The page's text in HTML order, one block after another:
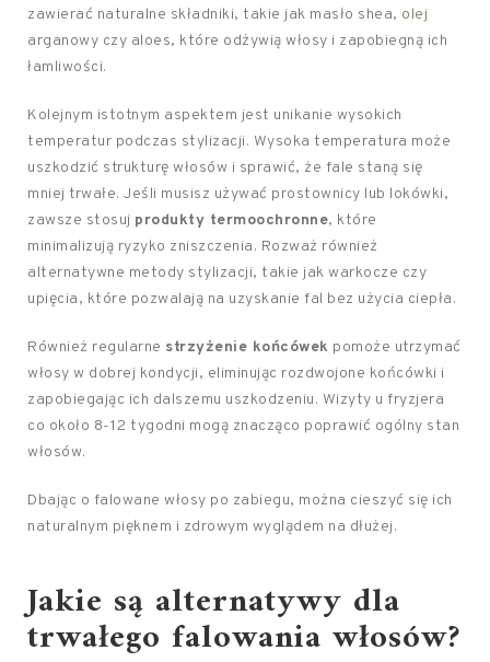
zawierać naturalne składniki, takie jak masło shea, olej
arganowy czy aloes, które odżywią włosy i zapobiegną ich
łamliwości.
Kolejnym istotnym aspektem jest unikanie wysokich
temperatur podczas stylizacji. Wysoka temperatura może
uszkodzić strukturę włosów i sprawić, że fale staną się
mniej trwałe. Jeśli musisz używać prostownicy lub lokówki,
zawsze stosuj produkty termoochronne, które
minimalizują ryzyko zniszczenia. Rozważ również
alternatywne metody stylizacji, takie jak warkocze czy
upięcia, które pozwalają na uzyskanie fal bez użycia ciepła.
Również regularne strzyżenie końcówek pomoże utrzymać
włosy w dobrej kondycji, eliminując rozdwojone końcówki i
zapobiegając ich dalszemu uszkodzeniu. Wizyty u fryzjera
co około 8-12 tygodni mogą znacząco poprawić ogólny stan
włosów.
Dbając o falowane włosy po zabiegu, można cieszyć się ich
naturalnym pięknem i zdrowym wyglądem na dłużej.
Jakie są alternatywy dla
trwałego falowania włosów?